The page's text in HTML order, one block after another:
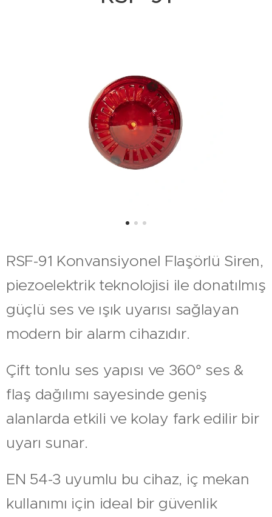
RSF-91 Konvansiyonel Flaşörlü Siren,
piezoelektrik teknolojisi ile donatılmış
güçlü ses ve ışık uyarısı sağlayan
modern bir alarm cihazıdır.
Çift tonlu ses yapısı ve 360° ses &
flaş dağılımı sayesinde geniş
alanlarda etkili ve kolay fark edilir bir
uyarı sunar.
EN 54-3 uyumlu bu cihaz, iç mekan
kullanımı için ideal bir güvenlik